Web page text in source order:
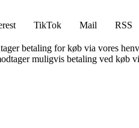
TikTok Mail
RSS
betaling for køb via vores
muligvis betaling ved køb